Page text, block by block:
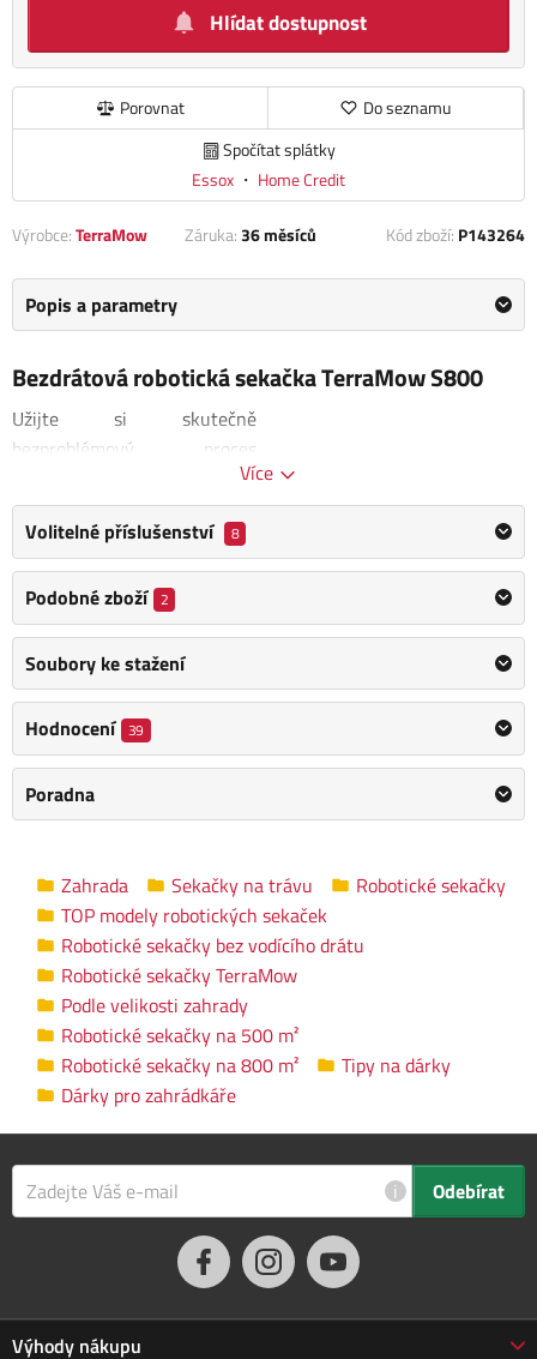
Hlídat dostupnost
Porovnat
Do seznamu
Spočítat splátky
Essox ・ Home Credit
Výrobce:TerraMow Záruka:36 měsíců Kód zboží: P143264
Popis a parametry
Bezdrátová robotická sekačka TerraMow S800
Užijte si skutečně
bezproblémový proces
kliknutím
na sekačce nebo v aplikaci
TerraMow automaticky
zmapuje Váš trávník.
TerraMow S800 díky
pokročilému systému
TerraVision spolehlivě
rozpoznává hranice trávníku,
detekuje 3D překážky, a
zůstane tam, kde je potřeba.
Pomocí 3D kamery a AI umělé
inteligence se TerraMow
vyhýbání se objektům v
reálném čase.
Automatické mapování
TerraMow S800 identifikuje
hranice trávníku a vytvoří
pixelů – to vše sama!
TerraMow tak poskytuje
novou úroveň navigace a
interakce se svým okolím, což
umožňuje bezproblémovou
údržbu trávníku
obvodových kabelů nebo
Více
Volitelné příslušenství 8
Podobné zboží 2
Soubory ke stažení
Hodnocení 39
Poradna
Zahrada Sekačky na trávu
Robotické sekačky
TOP modely robotických sekaček
Robotické sekačky bez vodícího drátu
Robotické sekačky TerraMow
Podle velikosti zahrady
Robotické sekačky na 500 m²
Robotické sekačky na 800 m²
Tipy na dárky
Dárky pro zahrádkáře
i Odebírat
Výhody nákupu